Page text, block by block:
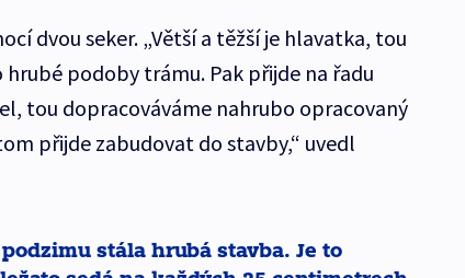
dvou seker. „Větší a těžší je hlavatka, tou
podoby trámu. Pak přijde na řadu
tou dopracováváme nahrubo opracovaný
přijde zabudovat do stavby,“ uvedl
stála hrubá stavba. Je to